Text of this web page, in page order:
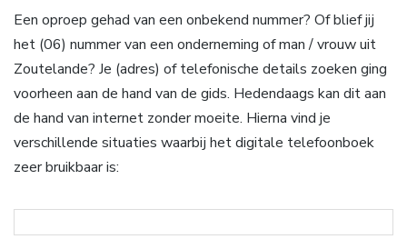
Een oproep gehad van een onbekend nummer? Of blief jij
het (06) nummer van een onderneming of man / vrouw uit
Zoutelande? Je (adres) of telefonische details zoeken ging
voorheen aan de hand van de gids. Hedendaags kan dit aan
de hand van internet zonder moeite. Hierna vind je
verschillende situaties waarbij het digitale telefoonboek
zeer bruikbaar is: